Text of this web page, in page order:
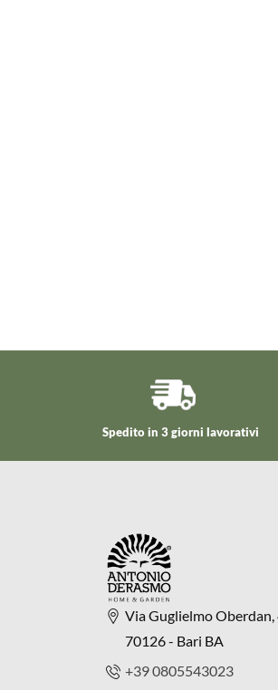
Spedito in 3 giorni lavorativi
Via Guglielmo Oberdan,
70126 - Bari BA
+39 0805543023